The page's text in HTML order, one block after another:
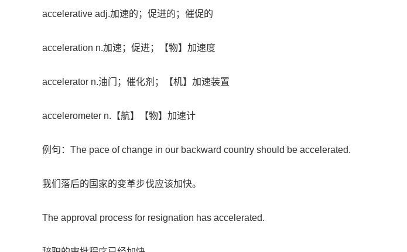
accelerative adj.加速的；促进的；催促的
acceleration n.加速；促进；【物】加速度
accelerator n.油门；催化剂；【机】加速装置
accelerometer n.【航】【物】加速计
例句：The pace of change in our backward country should be accelerated.
我们落后的国家的变革步伐应该加快。
The approval process for resignation has accelerated.